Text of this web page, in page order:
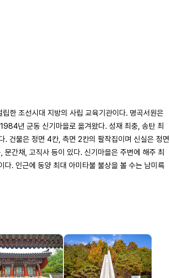
한 조선시대 지방의 사립 교육기관이다. 명곡서원은
년 군동 신기마을로 옮겨왔다. 성재 최충, 송탄 최
건물은 정면 4칸, 측면 2칸의 팔작집이며 신실은 정면
간채, 고직사 등이 있다. 신기마을은 주변에 해주 최
. 인근에 동양 최대 아미타불 불상을 볼 수는 남미륵